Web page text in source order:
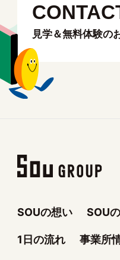
見学＆無料体験の
SOUの想い SOU
1日の流れ 事業所